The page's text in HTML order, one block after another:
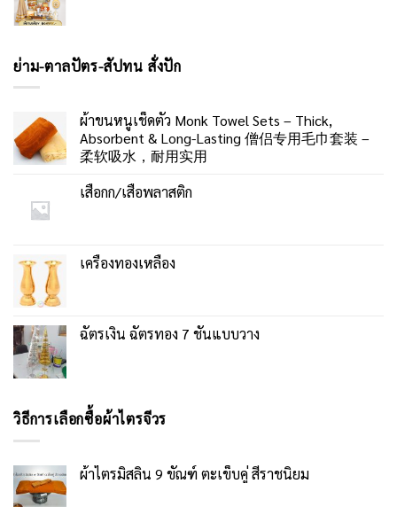
ย่าม-ตาลปัตร-สัปทน สั่งปัก
ผ้าขนหนูเช็ดตัว Monk Towel Sets – Thick,
Absorbent & Long-Lasting 僧侣专用毛巾套装 –
柔软吸水，耐用实用
เสื่อกก/เสื่อพลาสติก
เครื่องทองเหลือง
ฉัตรเงิน ฉัตรทอง 7 ชั้นแบบวาง
วิธีการเลือกซื้อผ้าไตรจีวร
ผ้าไตรมิสลิน 9 ขัณฑ์ ตะเข็บคู่ สีราชนิยม